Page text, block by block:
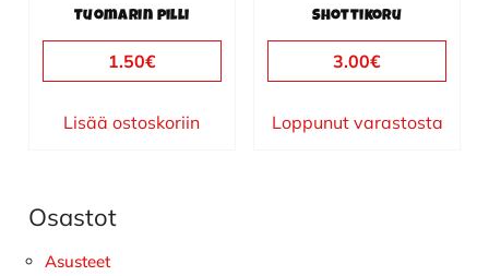
Tuomarin pilli
1.50€
Lisää ostoskoriin
Shottikoru
3.00€
Loppunut varastosta
Ensisijainen
sivupalkki
Osastot
Asusteet